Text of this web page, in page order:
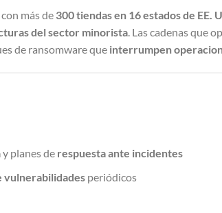
más de 300 tiendas en 16 estados de EE.
del sector minorista. Las cadenas que
de ransomware que interrumpen
y planes de respuesta ante incidentes
vulnerabilidadesperiódicos